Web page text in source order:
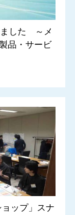
ました ～メ
品・サービ
ョップ」スナ